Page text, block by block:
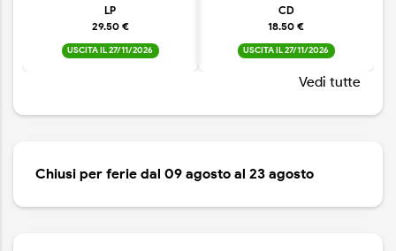
LP
29.50 €
USCITA IL 27/11/2026
CD
18.50 €
USCITA IL 27/11/2026
Vedi tutte
Chiusi per ferie dal 09 agosto al 23 agosto